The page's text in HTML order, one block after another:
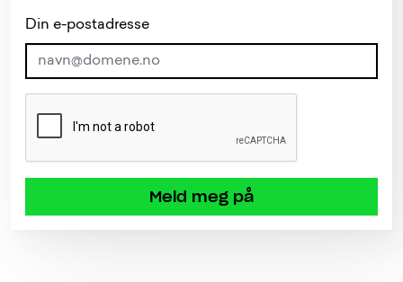
Din e-postadresse
Meld meg på